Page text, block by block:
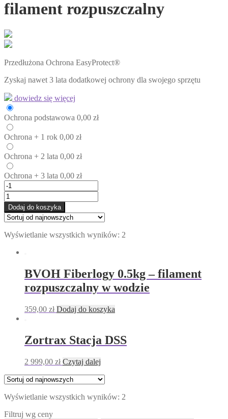
filament rozpuszczalny
Przedłużona Ochrona EasyProtect®
Zyskaj nawet 3 lata dodatkowej ochrony dla swojego sprzętu
dowiedz się więcej
Ochrona podstawowa 0,00 zł
Ochrona + 1 rok 0,00 zł
Ochrona + 2 lata 0,00 zł
Ochrona + 3 lata 0,00 zł
Dodaj do koszyka
Wyświetlanie wszystkich wyników: 2
BVOH Fiberlogy 0.5kg – filament
rozpuszczalny w wodzie
359,00 zł Dodaj do koszyka
Zortrax Stacja DSS
2 999,00 zł Czytaj dalej
Wyświetlanie wszystkich wyników: 2
Filtruj wg ceny